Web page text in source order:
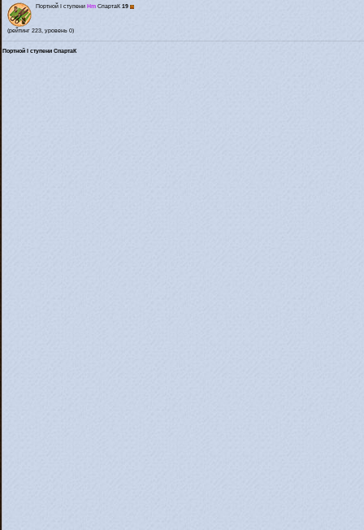
Портной I ступени Hm СпартаК 19
(рейтинг 223, уровень 0)
Портной I ступени СпартаК